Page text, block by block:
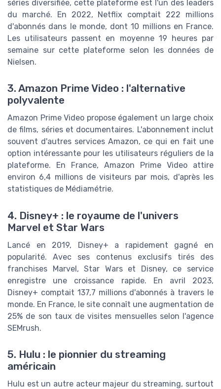
séries diversifiée, cette plateforme est l'un des leaders
du marché. En 2022, Netflix comptait 222 millions
d'abonnés dans le monde, dont 10 millions en France.
Les utilisateurs passent en moyenne 19 heures par
semaine sur cette plateforme selon les données de
Nielsen.
3. Amazon Prime Video : l'alternative
polyvalente
Amazon Prime Video propose également un large choix
de films, séries et documentaires. L'abonnement inclut
souvent d'autres services Amazon, ce qui en fait une
option intéressante pour les utilisateurs réguliers de la
plateforme. En France, Amazon Prime Video attire
environ 6,4 millions de visiteurs par mois, d'après les
statistiques de Médiamétrie.
4. Disney+ : le royaume de l'univers
Marvel et Star Wars
Lancé en 2019, Disney+ a rapidement gagné en
popularité. Avec ses contenus exclusifs tirés des
franchises Marvel, Star Wars et Disney, ce service
enregistre une croissance rapide. En avril 2023,
Disney+ comptait 137,7 millions d'abonnés à travers le
monde. En France, le site connaît une augmentation de
25% de son taux de visites mensuelles selon l'agence
SEMrush.
5. Hulu : le pionnier du streaming
américain
Hulu est un autre acteur majeur du streaming, surtout